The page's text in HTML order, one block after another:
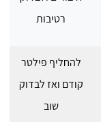
רטיבות
להחליף פילטר
קודם ואז לבדוק
שוב